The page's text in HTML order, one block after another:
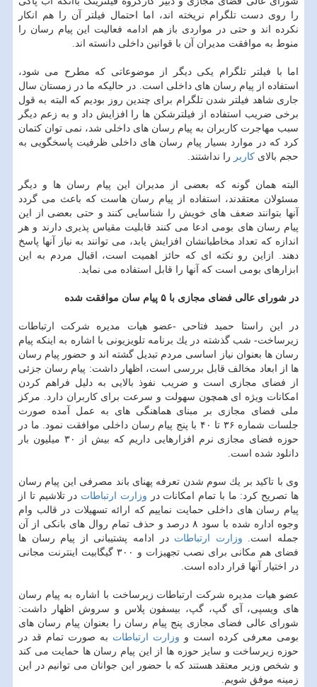
را روی دست تلگرام نریخته اند، اما احتمال فیلتر آن را هم انكار
نكرده اند و حتی در مواردی باز هم ادامه فعالیت این پیام رسان را
منوط به موافقت مدیران آن با قوانین داخلی دانسته اند.
اما با فیلتر تلگرام یكی دیگر از موضوعاتی كه مطرح می شود،
استفاده از پیام رسان های داخلی است. در حالیكه ما در زمستان سال
جاری شاهد فیلتر شدن تلگرام برای چندین روز بودیم كه البته به قول
برخی ضریب استفاده از فیلترشكن ها را افزایش داد و به زعم دیگر
سبب مهاجرت كاربران به پیام رسان های داخلی شد، نمی توان كتمان
كرد كه در موارد بسیار پیام رسان های داخلی ظرفیت پاسخگویی به
حجم بالای كاربر را نداشتند.
البته همان گونه كه بعضی از مدیران این پیام رسان ها و دیگر
مسئولان معتقدند، استفاده از پیام رسان هاست كه باعث می گردد
آنها بتوانند ضعف های خویش را شناسایی كنند و حتی بعضی از این
پیام رسان های بومی ادعا می كنند قابلیت مقیاس پذیری دارند و هر
اندازه كه تعداد مخاطبانشان افزایش یابد، می توانند به نیاز آنها پاسخ
دهند. ازاین رو نكته ای كه حائز اهمیت است، اقبال مردم به این
ابزارهای بومی است كه آنها را قابل استفاده می نماید.
در شورای عالی فضای مجازی با ۵ پیام سان موافقت شده
در این راستا حمید فتاحی -عضو هیات مدیره شركت ارتباطات
زیرساخت- شب گذشته در یك برنامه تلویزیونی با اشاره به اینكه پیام
رسان ها بعنوان نیاز اساسی مردم تبدیل گشته اند و حضور پیام رسان
ها از ابعاد مخالف قابل بررسی است، اظهار داشت: پیام رسان جزئی
از فضای مجازی است و ضریب نفوذ بالایی به دلیل فراهم كردن
امكانات ویژه ای همچون سهولت و سرعت برای كاربران دارد. مركز
ملی فضای مجازی بر مبنای هماهنگی های به عمل آمده صورت
جلسات شماره ۳۶ تا ۴۰ با پنج پیام رسان داخلی موافقت نمود. ما در
حوزه فضای مجازی نرم افزارهایی داریم كه بیش از ۳۰ میلیون بار
دانلود شده است.
وی با تاكید بر یك سوم شدن تعرفه پهنای باند مصرفی این پیام رسان
ها تصریح كرد: ما با تمام امكانات در وزارت ارتباطات در تلاشیم تا از
پیام رسان های داخلی حمایت نماییم كه ارائه تسهیلات در قالب وام
وجوه اداره شده با سود ۸ درصد و حذف تمام روال های بانكی از آن
جمله است. وزارت ارتباطات در ادامه پشتیبانی از پیام رسان ها
فضای هم مكانی برای نصب تجهیزات و ۳۰۰ گیگابیت اینترنت مجانی
در اختیار آنها قرار داده است.
عضو هیات مدیره شركت ارتباطات زیرساخت با اشاره به پیام رسان
های ویسپی، آی گپ، گپ، بیسفون پلاس و سروش اظهار داشت:
شورای عالی فضای مجازی پنج پیام رسان را بعنوان پیام رسان های
بومی معرفی كرده است و وزارت ارتباطات به صورت تمام قد در
حوزه زیرساخت و سایز حوزه ها از این پیام رسان ها حمایت می كند
و شخص وزیر معتقد هستند كه با حضور این جوانان می توانیم در این
زمینه موفق شویم.